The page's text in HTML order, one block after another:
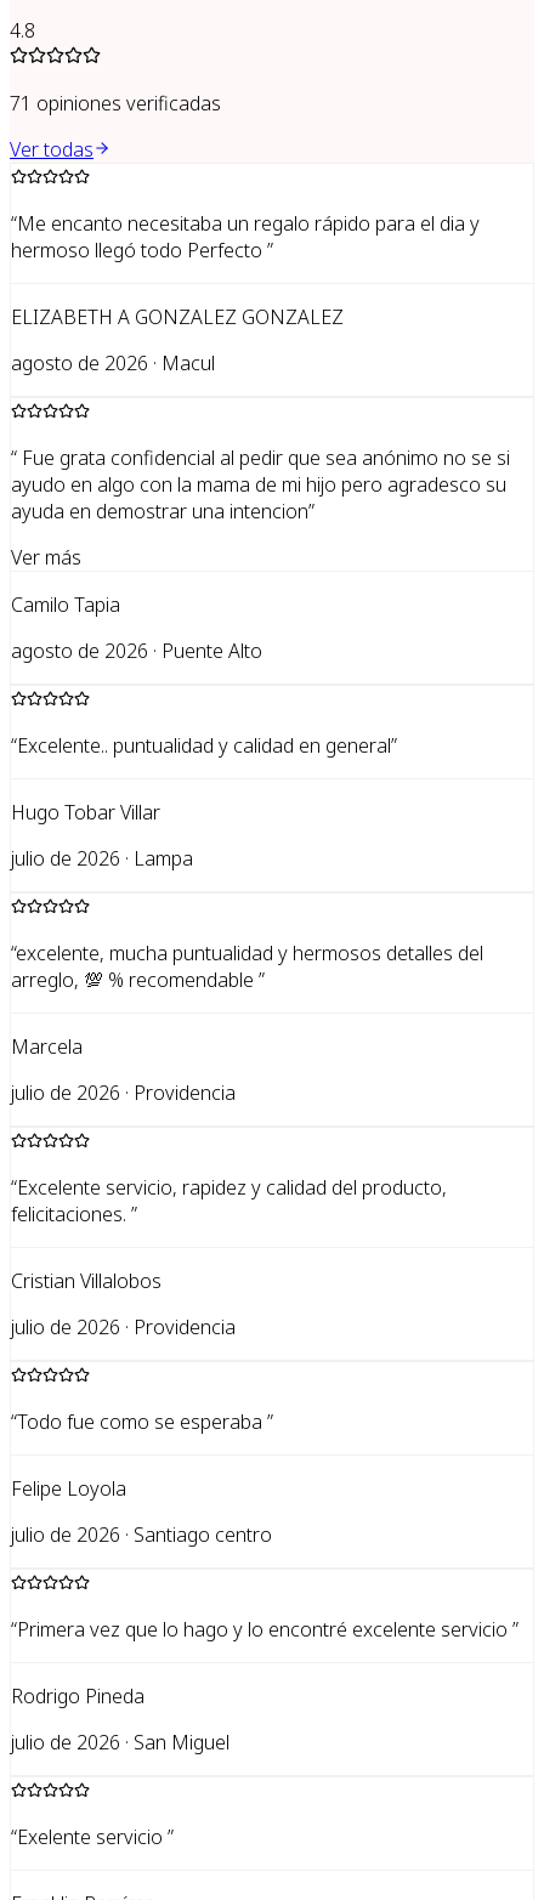
4.8
71 opiniones verificadas
Ver todas
“Me encanto necesitaba un regalo rápido para el dia y
hermoso llegó todo Perfecto ”
ELIZABETH A GONZALEZ GONZALEZ
agosto de 2026 · Macul
“ Fue grata confidencial al pedir que sea anónimo no se si
ayudo en algo con la mama de mi hijo pero agradesco su
ayuda en demostrar una intencion”
Ver más
Camilo Tapia
agosto de 2026 · Puente Alto
“Excelente.. puntualidad y calidad en general”
Hugo Tobar Villar
julio de 2026 · Lampa
“excelente, mucha puntualidad y hermosos detalles del
arreglo, 💯 % recomendable ”
Marcela
julio de 2026 · Providencia
“Excelente servicio, rapidez y calidad del producto,
felicitaciones. ”
Cristian Villalobos
julio de 2026 · Providencia
“Todo fue como se esperaba ”
Felipe Loyola
julio de 2026 · Santiago centro
“Primera vez que lo hago y lo encontré excelente servicio ”
Rodrigo Pineda
julio de 2026 · San Miguel
“Exelente servicio ”